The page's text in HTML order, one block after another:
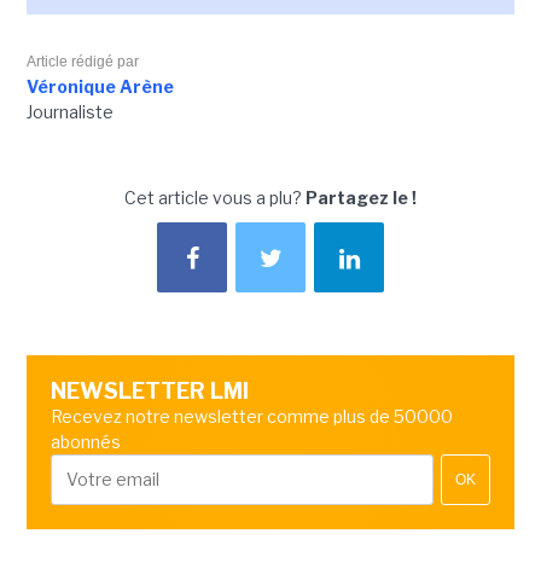
Article rédigé par
Véronique Arène
Journaliste
Cet article vous a plu? Partagez le !
NEWSLETTER LMI
Recevez notre newsletter comme plus de 50000
abonnés
OK